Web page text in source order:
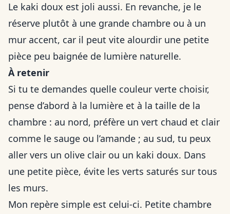
Le kaki doux est joli aussi. En revanche, je le
réserve plutôt à une grande chambre ou à un
mur accent, car il peut vite alourdir une petite
pièce peu baignée de lumière naturelle.
À retenir
Si tu te demandes quelle couleur verte choisir,
pense d’abord à la lumière et à la taille de la
chambre : au nord, préfère un vert chaud et clair
comme le sauge ou l’amande ; au sud, tu peux
aller vers un olive clair ou un kaki doux. Dans
une petite pièce, évite les verts saturés sur tous
les murs.
Mon repère simple est celui-ci. Petite chambre